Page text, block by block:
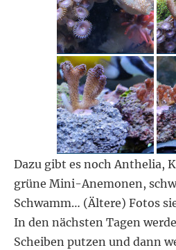
Dazu gibt es noch Anthelia,
grüne Mini-Anemonen,
Schwamm… (Ältere) Fotos
In den nächsten Tagen
Scheiben putzen und dann